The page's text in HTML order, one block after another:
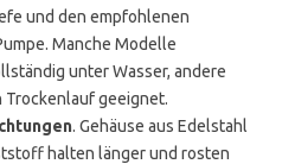
und den empfohlenen
Manche Modelle
unter Wasser, andere
geeignet.
. Gehäuse aus Edelstahl
halten länger und rosten